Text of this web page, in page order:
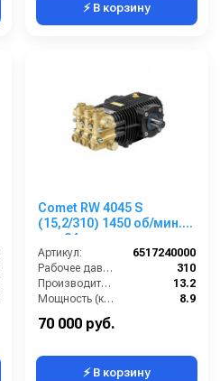
⚡ В корзину
Comet RW 4045 S
(15,2/310) 1450 об/мин.
вал 24мм
Артикул:
6517240000
Рабочее давление (бар):
310
Производительность (л/мин):
13.2
Мощность (кВт):
8.9
Обороты двигателя (об/мин):
70 000 руб.
⚡ В корзину